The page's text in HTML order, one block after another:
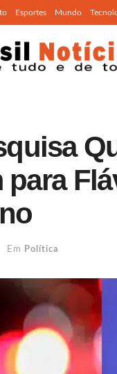
Esportes Mundo
para
Em Política